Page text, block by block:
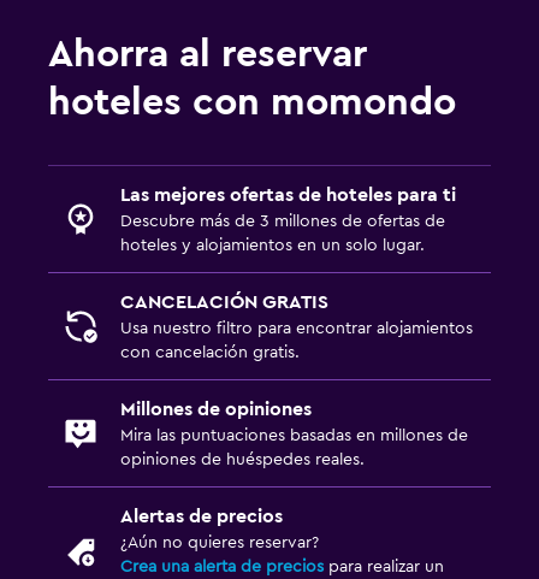
Ahorra al reservar
hoteles con momondo
Las mejores ofertas de hoteles para ti
Descubre más de 3 millones de ofertas de
hoteles y alojamientos en un solo lugar.
CANCELACIÓN GRATIS
Usa nuestro filtro para encontrar alojamientos
con cancelación gratis.
Millones de opiniones
Mira las puntuaciones basadas en millones de
opiniones de huéspedes reales.
Alertas de precios
¿Aún no quieres reservar?
Crea una alerta de precios para realizar un